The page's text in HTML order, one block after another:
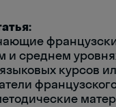
и среднем
курсов